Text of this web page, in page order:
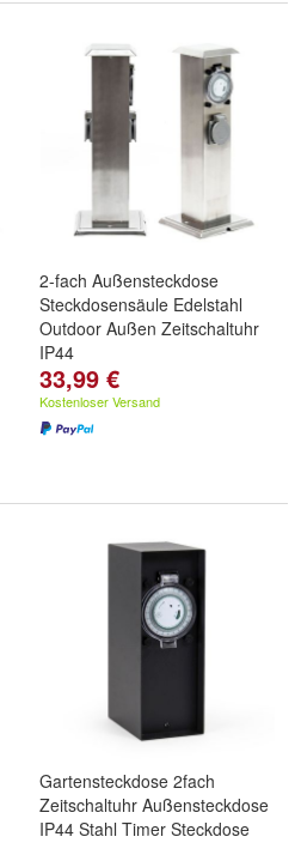
2-fach Außensteckdose
Steckdosensäule Edelstahl
Outdoor Außen Zeitschaltuhr
IP44
33,99 €
Kostenloser Versand
Gartensteckdose 2fach
Zeitschaltuhr Außensteckdose
IP44 Stahl Timer Steckdose